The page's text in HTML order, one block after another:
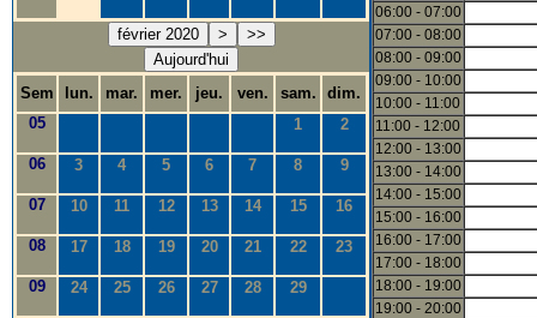
février 2020 >
>>
Aujourd'hui
Sem
lun. mar. mer. jeu. ven. sam.
dim.
05
1 2
06 3 4 5 6 7 8 9
07 10 11 12 13 14 15 16
08 17 18 19 20 21 22 23
09 24 25 26 27 28 29
06:00 - 07:00
07:00 - 08:00
08:00 - 09:00
09:00 - 10:00
10:00 - 11:00
11:00 - 12:00
12:00 - 13:00
13:00 - 14:00
14:00 - 15:00
15:00 - 16:00
16:00 - 17:00
17:00 - 18:00
18:00 - 19:00
19:00 - 20:00